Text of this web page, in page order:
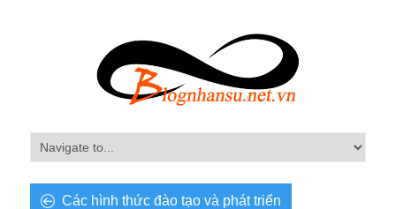
Các hình thức đào tạo và phát triển